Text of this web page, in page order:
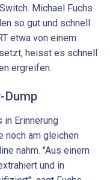
Michael Fuchs
so gut und schnell
etwa von einem
heisst es schnell
ergreifen.
Dump
Erinnerung
noch am gleichen
nahm. "Aus einem
und in